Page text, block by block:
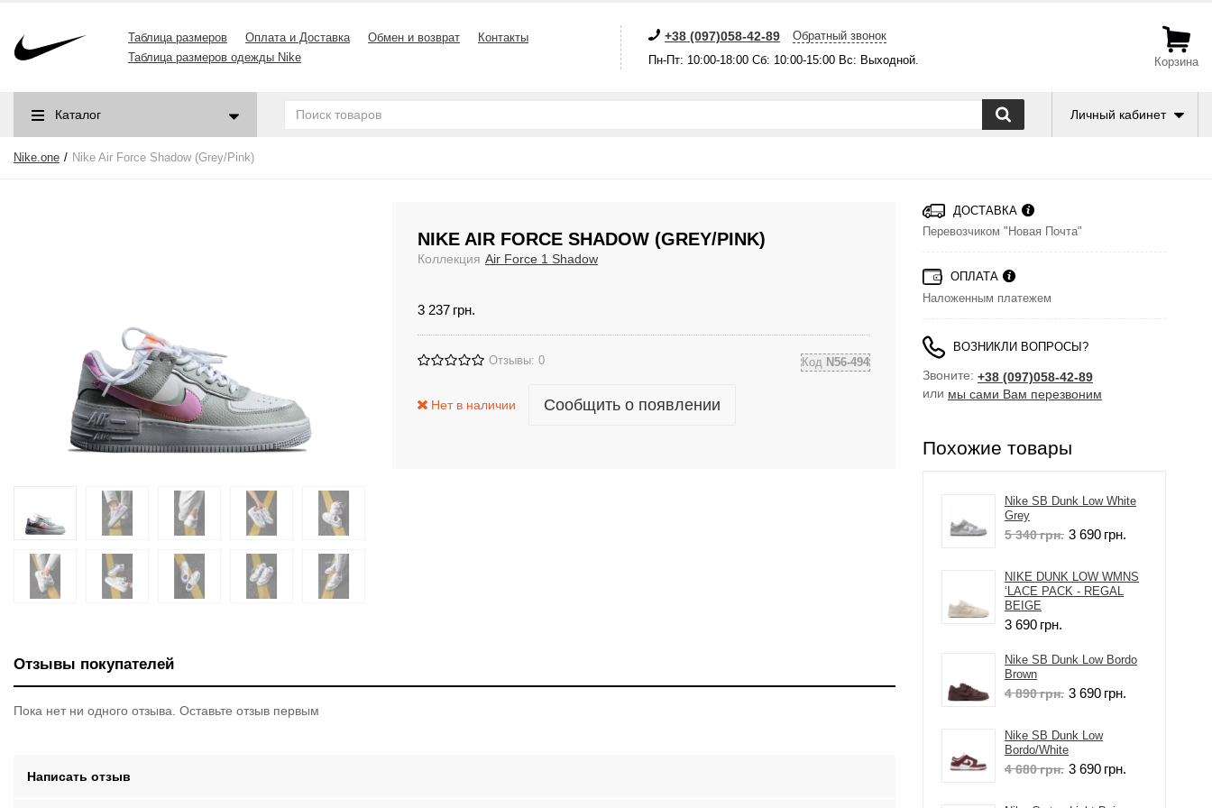
Таблица размеров Оплата и Доставка Обмен и возврат
Контакты
Таблица размеров одежды Nike
+38 (097)058-42-89
Обратный звонок
Пн-Пт: 10:00-18:00 Сб: 10:00-15:00 Вс: Выходной.
Корзина
Каталог Личный кабинет
Nike.one Nike Air Force Shadow (Grey/Pink)
NIKE AIR FORCE SHADOW (GREY/PINK)
Коллекция Air Force 1 Shadow
3 237 грн.
Отзывы: 0 Код N56-494
Нет в наличии Сообщить о появлении
Отзывы покупателей
Пока нет ни одного отзыва. Оставьте отзыв первым
Написать отзыв
ДОСТАВКА
Перевозчиком "Новая Почта"
ОПЛАТА
Наложенным платежем
ВОЗНИКЛИ ВОПРОСЫ?
Звоните: +38 (097)058-42-89
или мы сами Вам перезвоним
Похожие товары
Nike SB Dunk Low White
Grey
5 340грн. 3 690 грн.
NIKE DUNK LOW WMNS
‘LACE PACK - REGAL
BEIGE
3 690 грн.
Nike SB Dunk Low Bordo
Brown
4 890грн. 3 690 грн.
Nike SB Dunk Low
Bordo/White
4 680грн. 3 690 грн.